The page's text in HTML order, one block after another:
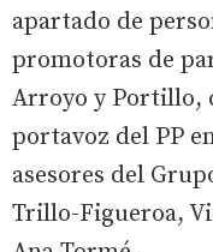
apartado de
promotoras de
Arroyo y Portillo,
portavoz del PP
asesores del
Trillo-Figueroa,